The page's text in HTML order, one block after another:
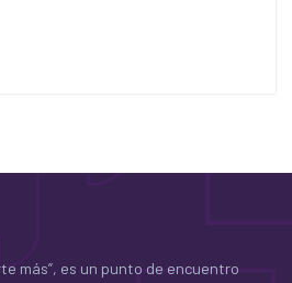
más”, es un punto de encuentro